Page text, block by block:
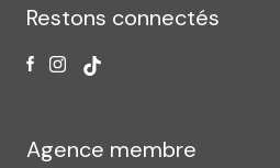
Restons connectés
Agence membre